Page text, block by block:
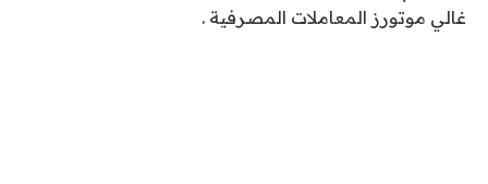
غالي موتورز المعاملات المصرفية .